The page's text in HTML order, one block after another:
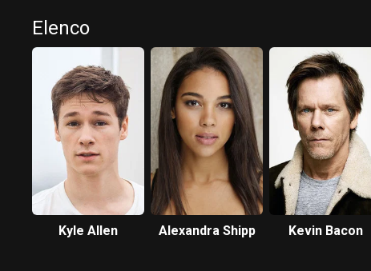
Elenco
Kyle Allen Alexandra Shipp Kevin Bacon